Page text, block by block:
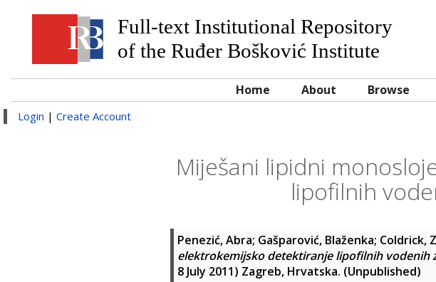
Full-text Institutional Repository
of the Ruđer Bošković Institute
Home About Browse
Login | Create Account
Miješani lipidni
lipofilnih
Penezić, Abra; Gašparović, Blaženka; Coldrick,
elektrokemijsko detektiranje lipofilnih vodenih
8 July 2011) Zagreb, Hrvatska. (Unpublished)